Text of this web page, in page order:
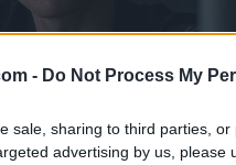
- Do Not Process My
sale, sharing to third parties,
advertising by us, please